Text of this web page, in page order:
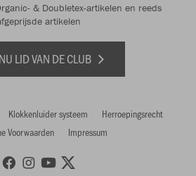
& Doubletex-artikelen en reeds
artikelen
LID VAN DE CLUB
Klokkenluider systeem
Herroepingsrecht
Voorwaarden
Impressum